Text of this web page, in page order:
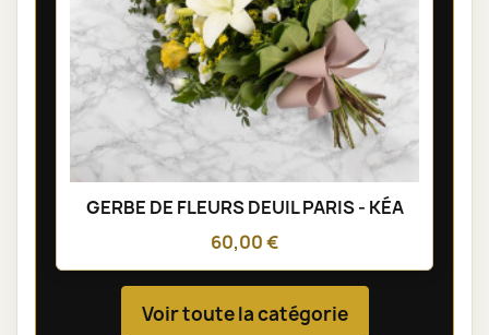
GERBE DE FLEURS DEUIL PARIS - KÉA
60,00 €
Voir toute la catégorie